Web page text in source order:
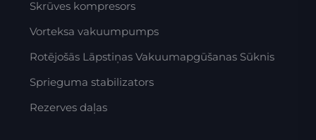
Skrūves kompresors
Vorteksa vakuumpumps
Rotējošās Lāpstiņas Vakuumapgūšanas Sūknis
Sprieguma stabilizators
Rezerves daļas